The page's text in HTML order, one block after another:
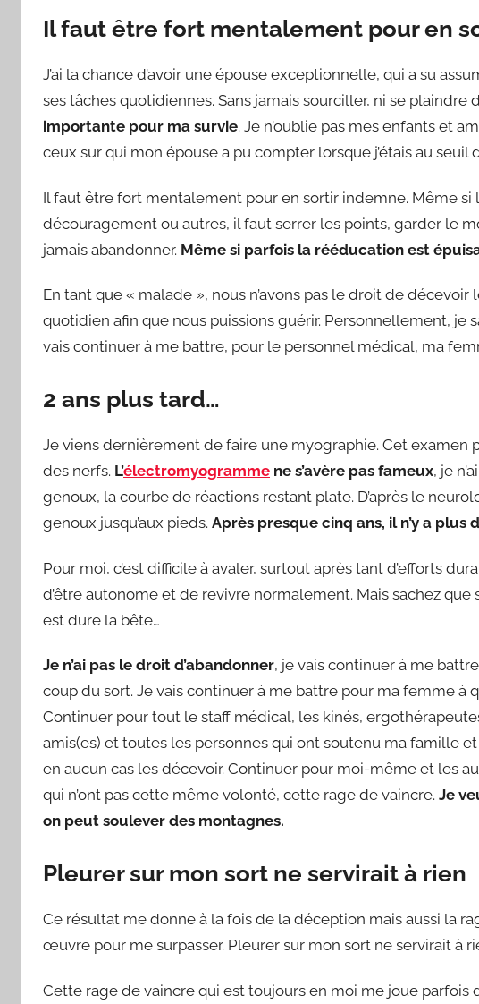
Il faut être fort mentalement pour en
J’ai la chance d’avoir une épouse exceptionnelle, qui a su
ses tâches quotidiennes. Sans jamais sourciller, ni se plaindre
importante pour ma survie. Je n’oublie pas mes enfants et
ceux sur qui mon épouse a pu compter lorsque j’étais au seuil
Il faut être fort mentalement pour en sortir indemne. Même si
découragement ou autres, il faut serrer les points, garder le
jamais abandonner. Même si parfois la rééducation est
En tant que « malade », nous n’avons pas le droit de
quotidien afin que nous puissions guérir. Personnellement, je
vais continuer à me battre, pour le personnel médical, ma
2 ans plus tard…
Je viens dernièrement de faire une myographie. Cet examen
des nerfs. L’électromyogramme ne s’avère pas fameux, je
genoux, la courbe de réactions restant plate. D’après le
genoux jusqu’aux pieds. Après presque cinq ans, il n’y a plus
Pour moi, c’est difficile à avaler, surtout après tant d’efforts
d’être autonome et de revivre normalement. Mais sachez que
est dure la bête…
Je n’ai pas le droit d’abandonner, je vais continuer à me
coup du sort. Je vais continuer à me battre pour ma femme à
Continuer pour tout le staff médical, les kinés,
amis(es) et toutes les personnes qui ont soutenu ma famille
en aucun cas les décevoir. Continuer pour moi-même et les
qui n’ont pas cette même volonté, cette rage de vaincre. Je
on peut soulever des montagnes.
Pleurer sur mon sort ne servirait à rien
Ce résultat me donne à la fois de la déception mais aussi la
œuvre pour me surpasser. Pleurer sur mon sort ne servirait à
Cette rage de vaincre qui est toujours en moi me joue parfois